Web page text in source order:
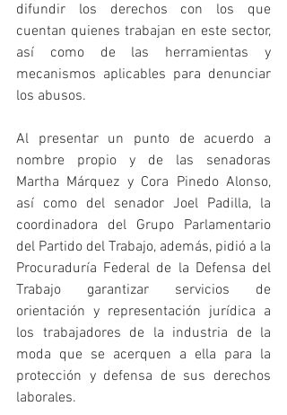
difundir los derechos con los que
cuentan quienes trabajan en este sector,
así como de las herramientas y
mecanismos aplicables para denunciar
los abusos.
Al presentar un punto de acuerdo a
nombre propio y de las senadoras
Martha Márquez y Cora Pinedo Alonso,
así como del senador Joel Padilla, la
coordinadora del Grupo Parlamentario
del Partido del Trabajo, además, pidió a la
Procuraduría Federal de la Defensa del
Trabajo garantizar servicios de
orientación y representación jurídica a
los trabajadores de la industria de la
moda que se acerquen a ella para la
protección y defensa de sus derechos
laborales.